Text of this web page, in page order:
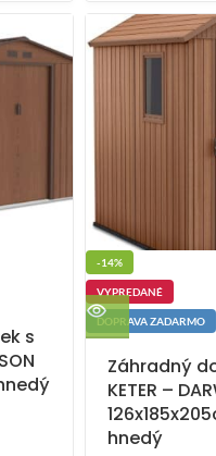
s
-14%
VYPREDANÉ
DOPRAVA ZADARMO
Záhradný
KETER –
hnedý